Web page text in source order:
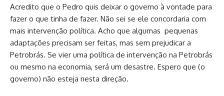
Acredito que o Pedro quis deixar o governo à vontade para
fazer o que tinha de fazer. Não sei se ele concordaria com
mais intervenção política. Acho que algumas pequenas
adaptações precisam ser feitas, mas sem prejudicar a
Petrobrás. Se vier uma política de intervenção na Petrobrás
ou mesmo na economia, será um desastre. Espero que (o
governo) não esteja nesta direção.